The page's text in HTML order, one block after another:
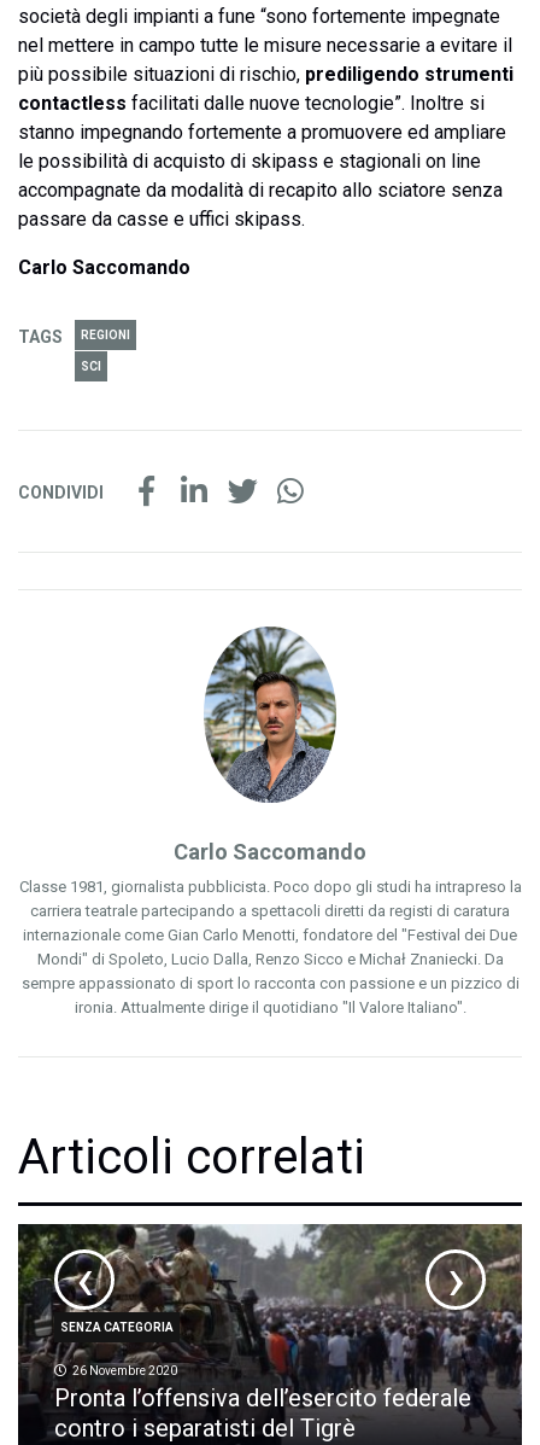
società degli impianti a fune “sono fortemente impegnate
nel mettere in campo tutte le misure necessarie a evitare il
più possibile situazioni di rischio, prediligendo strumenti
contactless facilitati dalle nuove tecnologie”. Inoltre si
stanno impegnando fortemente a promuovere ed ampliare
le possibilità di acquisto di skipass e stagionali on line
accompagnate da modalità di recapito allo sciatore senza
passare da casse e uffici skipass.
Carlo Saccomando
TAGS REGIONI
SCI
CONDIVIDI
Carlo Saccomando
Classe 1981, giornalista pubblicista. Poco dopo gli studi ha intrapreso la
carriera teatrale partecipando a spettacoli diretti da registi di caratura
internazionale come Gian Carlo Menotti, fondatore del "Festival dei Due
Mondi" di Spoleto, Lucio Dalla, Renzo Sicco e Michał Znaniecki. Da
sempre appassionato di sport lo racconta con passione e un pizzico di
ironia. Attualmente dirige il quotidiano "Il Valore Italiano".
Articoli correlati
SENZA CATEGORIA
26 Novembre 2020
Pronta l’offensiva dell’esercito federale
contro i separatisti del Tigrè
‹ ›